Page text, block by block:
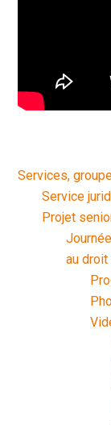
Services,
Service
Projet
au droit